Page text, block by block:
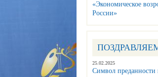
«Экономическое
России»
25.02.2025
Символ преданности